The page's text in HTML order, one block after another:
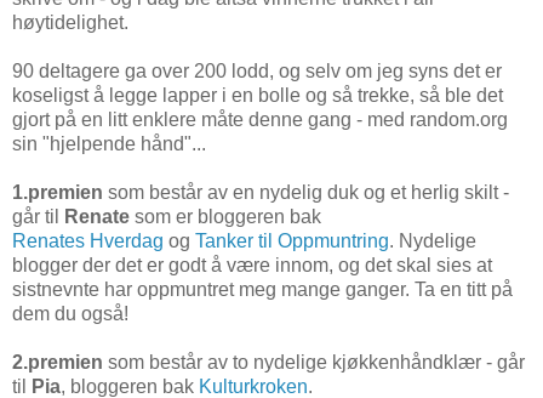
høytidelighet.
90 deltagere ga over 200 lodd, og selv om jeg syns det er
koseligst å legge lapper i en bolle og så trekke, så ble det
gjort på en litt enklere måte denne gang - med random.org
sin "hjelpende hånd"...
1.premien som består av en nydelig duk og et herlig skilt -
går til
Renate som er bloggeren bak
Renates Hverdag og Tanker til Oppmuntring. Nydelige
blogger der det er godt å være innom, og det skal sies at
sistnevnte har oppmuntret meg mange ganger. Ta en titt på
dem du også!
2.premien som består av to nydelige kjøkkenhåndklær - går
til
Pia, bloggeren bak Kulturkroken.